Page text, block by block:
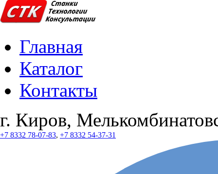
Главная
Каталог
Контакты
г. Киров,
+7 8332 78-07-83, +7 8332 54-37-31